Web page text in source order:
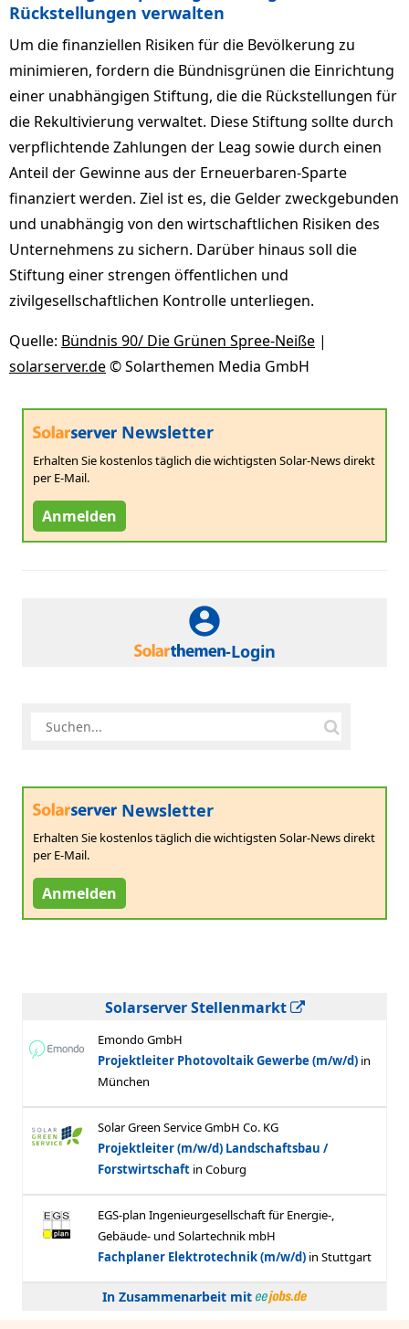
Rückstellungen verwalten
Um die finanziellen Risiken für die Bevölkerung zu
minimieren, fordern die Bündnisgrünen die Einrichtung
einer unabhängigen Stiftung, die die Rückstellungen für
die Rekultivierung verwaltet. Diese Stiftung sollte durch
verpflichtende Zahlungen der Leag sowie durch einen
Anteil der Gewinne aus der Erneuerbaren-Sparte
finanziert werden. Ziel ist es, die Gelder zweckgebunden
und unabhängig von den wirtschaftlichen Risiken des
Unternehmens zu sichern. Darüber hinaus soll die
Stiftung einer strengen öffentlichen und
zivilgesellschaftlichen Kontrolle unterliegen.
Quelle: Bündnis 90/ Die Grünen Spree-Neiße |
solarserver.de© Solarthemen Media GmbH
Newsletter
Erhalten Sie kostenlos täglich die wichtigsten Solar-News direkt
per E-Mail.
Anmelden
-Login
Newsletter
Erhalten Sie kostenlos täglich die wichtigsten Solar-News direkt
per E-Mail.
Anmelden
Solarserver Stellenmarkt
In Zusammenarbeit mit